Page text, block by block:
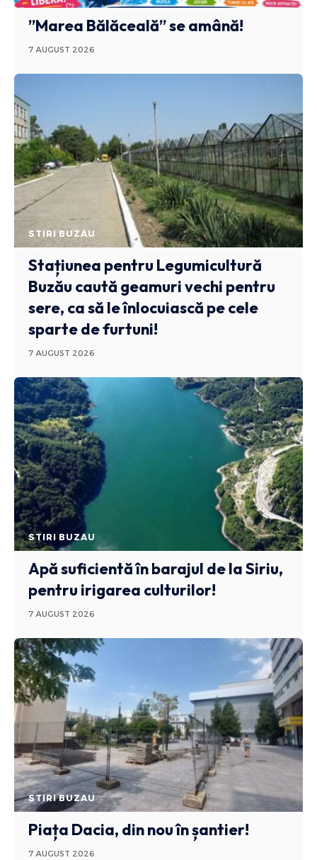
”Marea Bălăceală” se amână!
7 AUGUST 2026
STIRI BUZAU
Stațiunea pentru Legumicultură
Buzău caută geamuri vechi pentru
sere, ca să le înlocuiască pe cele
sparte de furtuni!
7 AUGUST 2026
STIRI BUZAU
Apă suficientă în barajul de la Siriu,
pentru irigarea culturilor!
7 AUGUST 2026
STIRI BUZAU
Piața Dacia, din nou în șantier!
7 AUGUST 2026